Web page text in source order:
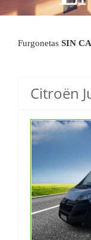
Furgonetas SIN
Citroën